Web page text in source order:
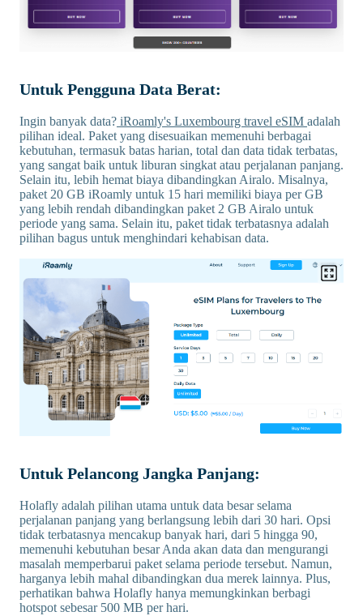
Untuk Pengguna Data Berat:
Ingin banyak data? iRoamly's Luxembourg travel eSIM adalah
pilihan ideal. Paket yang disesuaikan memenuhi berbagai
kebutuhan, termasuk batas harian, total dan data tidak terbatas,
yang sangat baik untuk liburan singkat atau perjalanan panjang.
Selain itu, lebih hemat biaya dibandingkan Airalo. Misalnya,
paket 20 GB iRoamly untuk 15 hari memiliki biaya per GB
yang lebih rendah dibandingkan paket 2 GB Airalo untuk
periode yang sama. Selain itu, paket tidak terbatasnya adalah
pilihan bagus untuk menghindari kehabisan data.
Untuk Pelancong Jangka Panjang:
Holafly adalah pilihan utama untuk data besar selama
perjalanan panjang yang berlangsung lebih dari 30 hari. Opsi
tidak terbatasnya mencakup banyak hari, dari 5 hingga 90,
memenuhi kebutuhan besar Anda akan data dan mengurangi
masalah memperbarui paket selama periode tersebut. Namun,
harganya lebih mahal dibandingkan dua merek lainnya. Plus,
perhatikan bahwa Holafly hanya memungkinkan berbagi
hotspot sebesar 500 MB per hari.